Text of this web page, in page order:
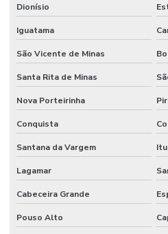
Dionísio
Iguatama
São Vicente de Minas
Santa Rita de Minas
Nova Porteirinha
Conquista
Santana da Vargem
Lagamar
Cabeceira Grande
Pouso Alto